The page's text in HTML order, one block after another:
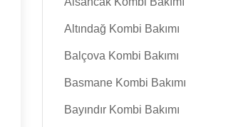
Altındağ Kombi Bakımı
Balçova Kombi Bakımı
Basmane Kombi Bakımı
Bayındır Kombi Bakımı